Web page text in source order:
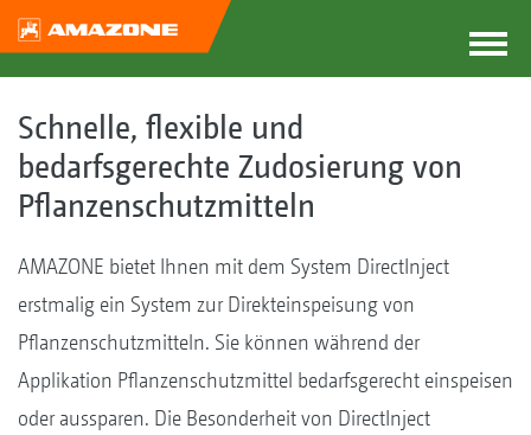
Schnelle, flexible und
bedarfsgerechte Zudosierung von
Pflanzenschutzmitteln
AMAZONE bietet Ihnen mit dem System DirectInject
erstmalig ein System zur Direkteinspeisung von
Pflanzenschutzmitteln. Sie können während der
Applikation Pflanzenschutzmittel bedarfsgerecht einspeisen
oder aussparen. Die Besonderheit von DirectInject